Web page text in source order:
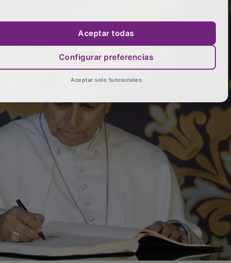
Aceptar todas
Configurar preferencias
Aceptar solo funcionales